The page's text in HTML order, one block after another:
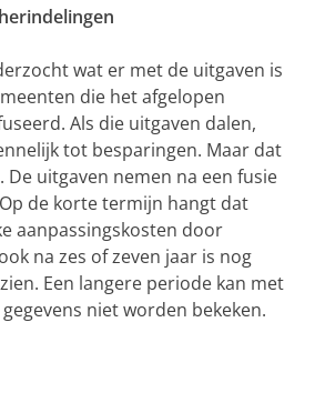
wat er met de uitgaven is
die het afgelopen
Als die uitgaven dalen,
tot besparingen. Maar dat
De uitgaven nemen na een fusie
de korte termijn hangt dat
aanpassingskosten door
na zes of zeven jaar is nog
Een langere periode kan met
niet worden bekeken.